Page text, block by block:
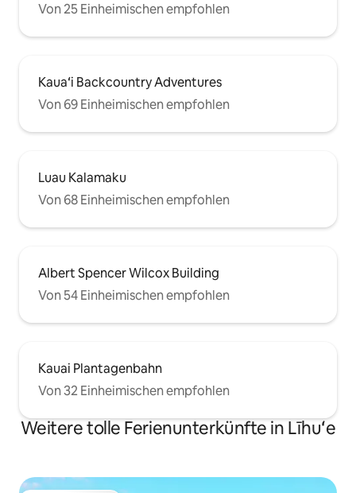
Von 25 Einheimischen empfohlen
Kauaʻi Backcountry Adventures
Von 69 Einheimischen empfohlen
Luau Kalamaku
Von 68 Einheimischen empfohlen
Albert Spencer Wilcox Building
Von 54 Einheimischen empfohlen
Kauai Plantagenbahn
Von 32 Einheimischen empfohlen
Weitere tolle Ferienunterkünfte in Līhuʻe